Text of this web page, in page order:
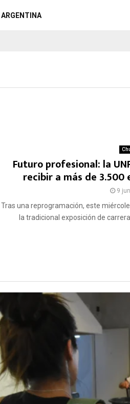
ARGENTINA
Futuro profesional: la
recibir a más de
9
Tras una reprogramación, este
la tradicional exposición de